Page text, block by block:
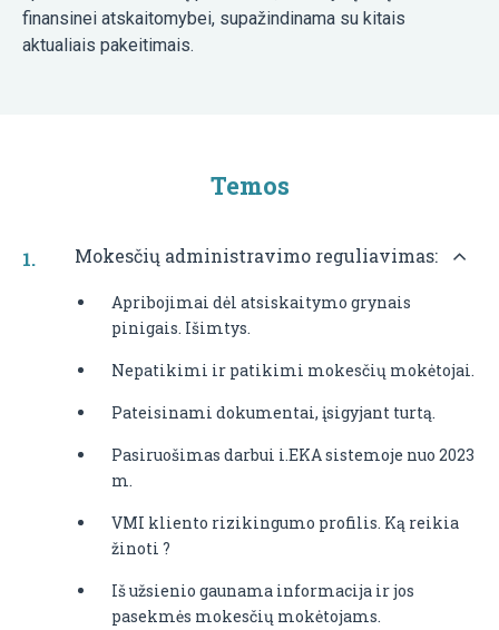
finansinei atskaitomybei, supažindinama su kitais
aktualiais pakeitimais.
Temos
Mokesčių administravimo reguliavimas:
Apribojimai dėl atsiskaitymo grynais
pinigais. Išimtys.
Nepatikimi ir patikimi mokesčių mokėtojai.
Pateisinami dokumentai, įsigyjant turtą.
Pasiruošimas darbui i.EKA sistemoje nuo 2023
m.
VMI kliento rizikingumo profilis. Ką reikia
žinoti ?
Iš užsienio gaunama informacija ir jos
pasekmės mokesčių mokėtojams.